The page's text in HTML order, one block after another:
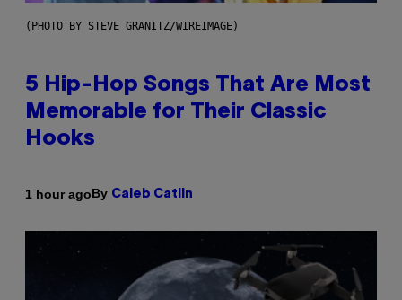
(PHOTO BY STEVE GRANITZ/WIREIMAGE)
5 Hip-Hop Songs That Are Most
Memorable for Their Classic
Hooks
1 hour agoBy Caleb Catlin